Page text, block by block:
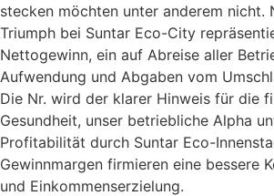
stecken möchten unter anderem nicht.
Triumph bei Suntar Eco-City
Nettogewinn, ein auf Abreise aller
Aufwendung und Abgaben vom
Die Nr. wird der klarer Hinweis für die
Gesundheit, unser betriebliche Alpha
Profitabilität durch Suntar Eco-
Gewinnmargen firmieren eine bessere
und Einkommenserzielung.